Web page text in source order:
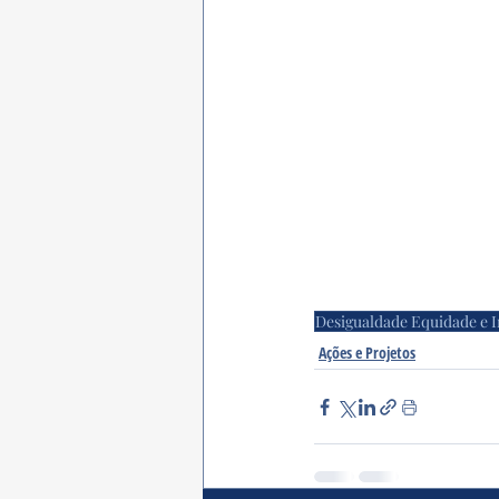
Desigualdade Equidade e
Ações e Projetos